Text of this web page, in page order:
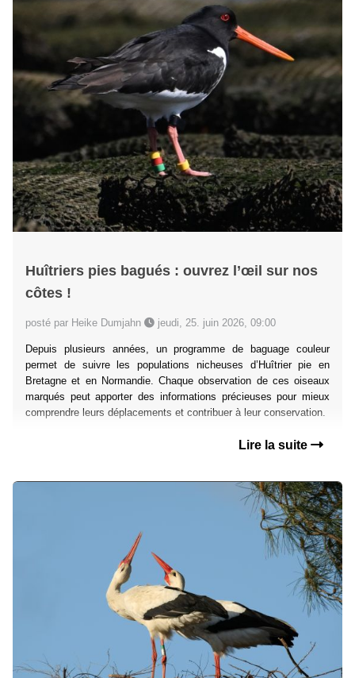
Huîtriers pies bagués : ouvrez l’œil sur nos
côtes !
posté par Heike Dumjahn jeudi, 25. juin 2026, 09:00
Depuis plusieurs années, un programme de baguage couleur
permet de suivre les populations nicheuses d’Huîtrier pie en
Bretagne et en Normandie. Chaque observation de ces oiseaux
marqués peut apporter des informations précieuses pour mieux
comprendre leurs déplacements et contribuer à leur conservation.
Lire la suite